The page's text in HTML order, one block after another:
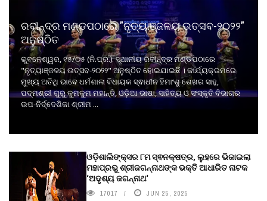
ରବୀନ୍ଦ୍ର ମଣ୍ଡପଠାରେ "ନୃତ୍ୟାଞ୍ଜଳୟ ଉତ୍ସବ-୨୦୨୨"
ଅନୁଷ୍ଠିତ
ଭୁବନେଶ୍ୱର, ୧୫/୦୫ (ନି.ପ୍ର.): ସ୍ଥାନୀୟ ରବୀନ୍ଦ୍ର ମଣ୍ଡପଠାରେ
"ନୃତ୍ୟାଞ୍ଜଳୟ ଉତ୍ସବ-୨୦୨୨" ଅନୁଷ୍ଠିତ ହୋଇଯାଇଛି । କାର୍ଯ୍ୟକ୍ରମରେ
ମୁଖ୍ୟ ଅତିଥି ଭାବେ ଧର୍ମଶାଳା ବିଧାୟକ ସ୍ଵାଧୀନ ହିମାଂଶୁ ଶେଖର ସାହୁ,
ପଦ୍ମଶ୍ରୀ ଗୁରୁ କୁମକୁମ ମହାନ୍ତି, ଓଡ଼ିଆ ଭାଷା, ସାହିତ୍ୟ ଓ ସଂସ୍କୃତି ବିଭାଗର
ଉପ-ନିର୍ଦ୍ଦେଶିକା ଶ୍ରୀମ ...
ଓଡ଼ିଶାଲିଙ୍କ୍ସର ୮ମ ସ୍ଵନକ୍ଷତ୍ର, ଲୁହରେ ଭିଜାଇଲା
ମହାପ୍ରଭୁ ଶ୍ରୀଜଗନ୍ନାଥଙ୍କ ଭକ୍ତି ଆଧାରିତ ନାଟକ
‘ଅଦୃଶ୍ୟ ଜଗନ୍ନାଥ‘
17017 JUN 25, 2025